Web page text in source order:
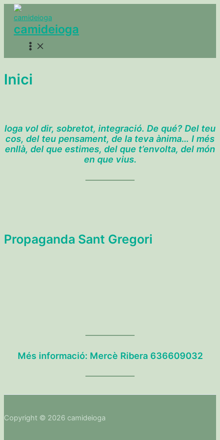
contenido
camideioga
Main
Menu
Inici
Ioga vol dir, sobretot, integració. De qué? Del teu
cos, del teu pensament, de la teva ànima… I més
enllà, del que estimes, del que t’envolta, del món
en que vius.
Propaganda Sant Gregori
Més informació: Mercè Ribera 636609032
Copyright © 2026 camideioga